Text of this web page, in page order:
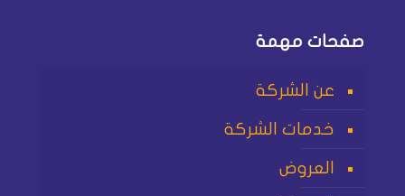
صفحات مهمة
عن الشركة
خدمات الشركة
العروض